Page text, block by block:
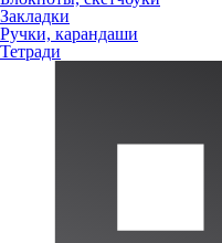
Закладки
Ручки, карандаши
Тетради